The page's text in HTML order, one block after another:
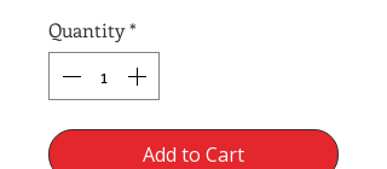
Quantity*
Add to Cart